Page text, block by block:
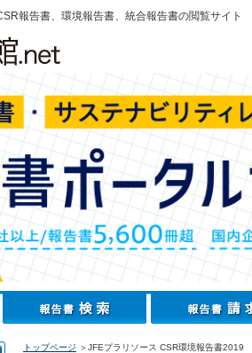
報告書、環境報告書、統合報告書の閲覧サイト
トップページ ＞JFEプラリソース CSR環境報告書2019